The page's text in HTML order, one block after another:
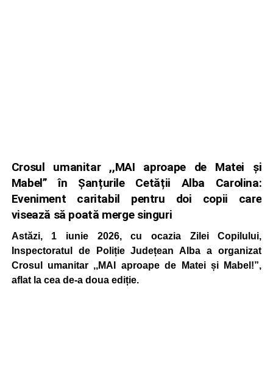
Crosul umanitar ,,MAI aproape de Matei și
Mabel” în Șanțurile Cetății Alba Carolina:
Eveniment caritabil pentru doi copii care
visează să poată merge singuri
Astăzi, 1 iunie 2026, cu ocazia Zilei Copilului,
Inspectoratul de Poliție Județean Alba a organizat
Crosul umanitar ,,MAI aproape de Matei și Mabel!”,
aflat la cea de-a doua ediție.